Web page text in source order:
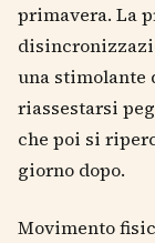
primavera. La
una stimolante
riassestarsi
che poi si
giorno dopo.
Movimento